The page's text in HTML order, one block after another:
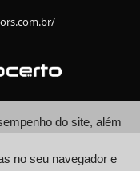
do site, além
no seu navegador e